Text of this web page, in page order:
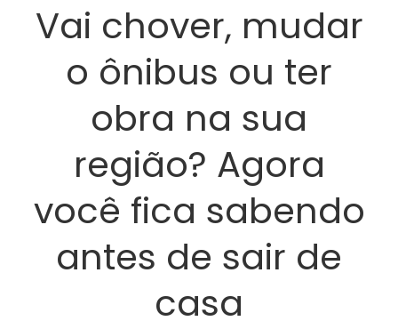
Vai chover, mudar
o ônibus ou ter
obra na sua
região? Agora
você fica sabendo
antes de sair de
casa